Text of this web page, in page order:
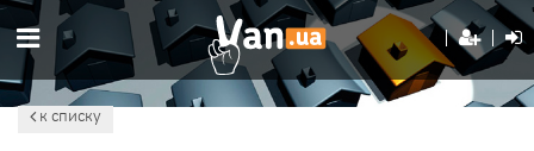
к списку